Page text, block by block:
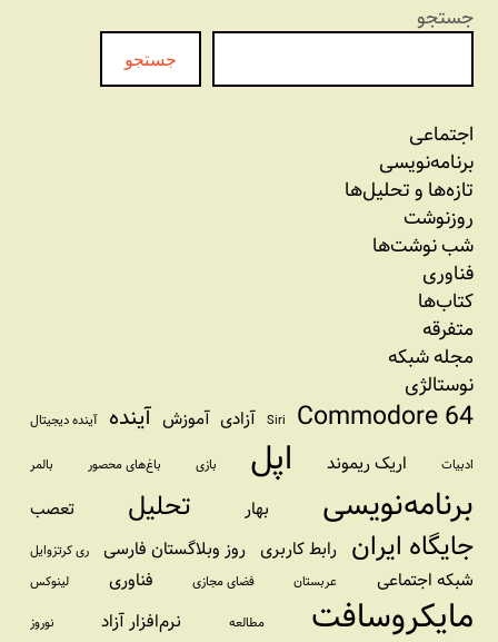
جستجو
جستجو
اجتماعی
برنامه‏‌نویسی
تازه‌‌ها و تحلیل‌ها
روزنوشت
شب نوشت‌ها
فناوری
کتاب‌ها
متفرقه
مجله شبکه
نوستالژی
Commodore 64
Siri آزادی آموزش آینده آینده دیجیتال
ادبیات اریک ریموند اپل بازی باغ‌های محصور بالمر
برنامه‌نویسی بهار تحلیل تعصب
جایگاه ایران رابط کاربری روز وبلاگستان فارسی ری کرتزوایل
شبکه اجتماعی عربستان فضای مجازی فناوری لینوکس
مایکروسافت مطالعه نرم‌افزار آزاد نوروز